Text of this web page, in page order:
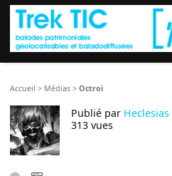
Accueil > Médias >Octroi
Publié par Heclesias
313 vues